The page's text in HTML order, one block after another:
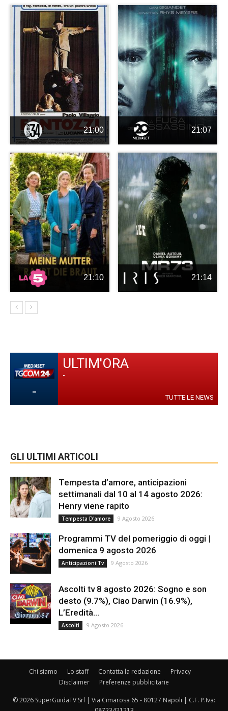
21:00 21:07
21:10 21:14
-
ULTIM'ORA
-
TUTTE LE NEWS
GLI ULTIMI ARTICOLI
Tempesta d’amore, anticipazioni
settimanali dal 10 al 14 agosto 2026:
Henry viene rapito
Tempesta D'amore 9 Agosto 2026
Programmi TV del pomeriggio di oggi |
domenica 9 agosto 2026
Anticipazioni Tv 9 Agosto 2026
Ascolti tv 8 agosto 2026: Sogno e son
desto (9.7%), Ciao Darwin (16.9%),
L’Eredità...
Ascolti 9 Agosto 2026
Chi siamo Lo staff Contatta la redazione
Privacy
Disclaimer
Preferenze pubblicitarie
© 2026 SuperGuidaTV Srl | Via Cimarosa 65 - 80127 Napoli | C.F. P.Iva: